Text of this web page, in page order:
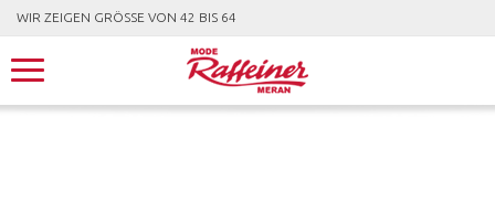
WIR ZEIGEN GRÖSSE VON 42 BIS 64